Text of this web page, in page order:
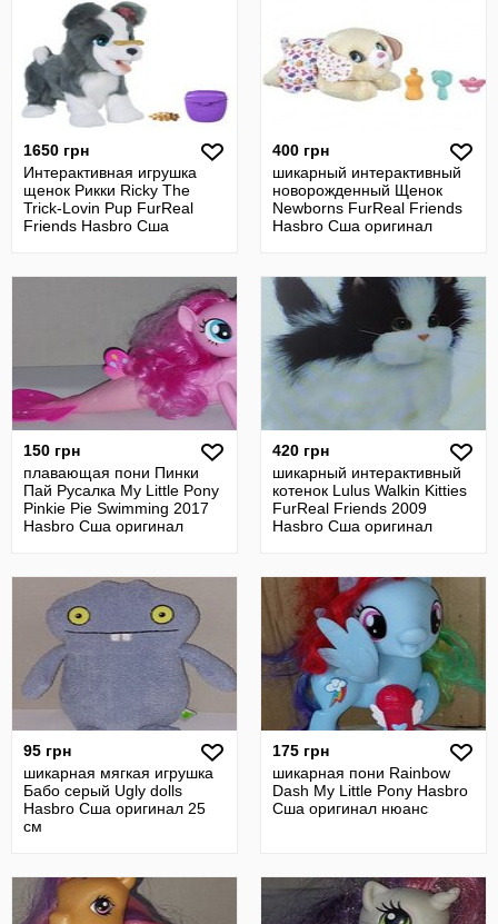
1650 грн
Интерактивная игрушка
щенок Рикки Ricky The
Trick-Lovin Pup FurReal
Friends Hasbro Сша
400 грн
шикарный интерактивный
новорожденный Щенок
Newborns FurReal Friends
Hasbro Сша оригинал
150 грн
плавающая пони Пинки
Пай Русалка My Little Pony
Pinkie Pie Swimming 2017
Hasbro Сша оригинал
420 грн
шикарный интерактивный
котенок Lulus Walkin Kitties
FurReal Friends 2009
Hasbro Сша оригинал
95 грн
шикарная мягкая игрушка
Бабо серый Ugly dolls
Hasbro Сша оригинал 25
см
175 грн
шикарная пони Rainbow
Dash My Little Pony Hasbro
Сша оригинал нюанс